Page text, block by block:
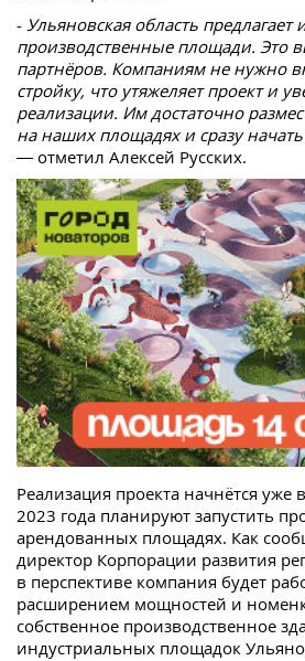
- Ульяновская область предлагает
производственные площади. Это
партнёров. Компаниям не нужно
стройку, что утяжеляет проект и
реализации. Им достаточно
на наших площадях и сразу
— отметил Алексей Русских.
Реализация проекта начнётся уже
2023 года планируют запустить
арендованных площадях. Как
директор Корпорации развития
в перспективе компания будет
расширением мощностей и
собственное производственное
индустриальных площадок